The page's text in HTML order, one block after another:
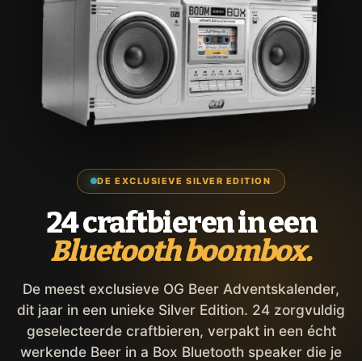
DE EXCLUSIEVE SILVER EDITION
24 craftbieren in een
Bluetooth boombox.
De meest exclusieve OG Beer Adventskalender,
dit jaar in een unieke Silver Edition. 24 zorgvuldig
geselecteerde craftbieren, verpakt in een écht
werkende Beer in a Box Bluetooth speaker die je